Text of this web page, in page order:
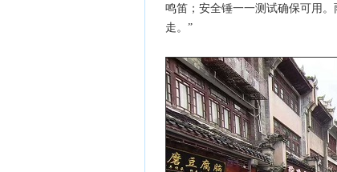
鸣笛；安全锤一一测试确保可用
走。”